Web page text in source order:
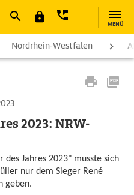
MENÜ
Nordrhein-Westfalen
2023: NRW-
des Jahres 2023" musste sich
nur dem Sieger René
geben.